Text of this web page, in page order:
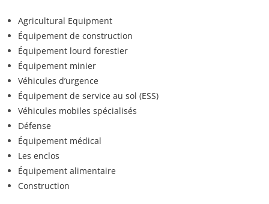
Agricultural Equipment
Équipement de construction
Équipement lourd forestier
Équipement minier
Véhicules d’urgence
Équipement de service au sol (ESS)
Véhicules mobiles spécialisés
Défense
Équipement médical
Les enclos
Équipement alimentaire
Construction